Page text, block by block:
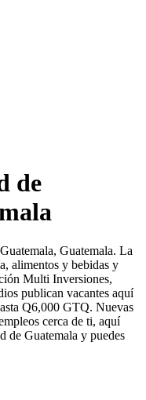
de
Guatemala. La
alimentos y bebidas y
Multi Inversiones,
publican vacantes aquí
Q6,000 GTQ. Nuevas
cerca de ti, aquí
de Guatemala y puedes